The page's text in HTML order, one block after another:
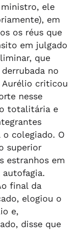
ele
em
os réus que
em julgado
que
no
Aurélio criticou
nesse
totalitária e
colegiado. O
superior
estranhos em
final da
elogiou o
e,
disse que